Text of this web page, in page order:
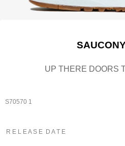
UP THERE DOORS
S70570 1
R E L E A S E D A T E